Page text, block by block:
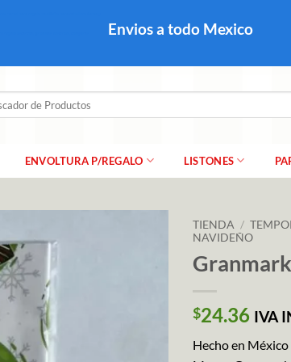
Envios a todo Mexico
ENVOLTURA P/REGALO LISTONES
TIENDA /
NAVIDEÑO
$24.36 IVA
Hecho en México